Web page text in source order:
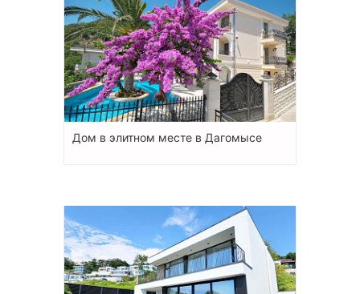
Дом в элитном месте в Дагомысе